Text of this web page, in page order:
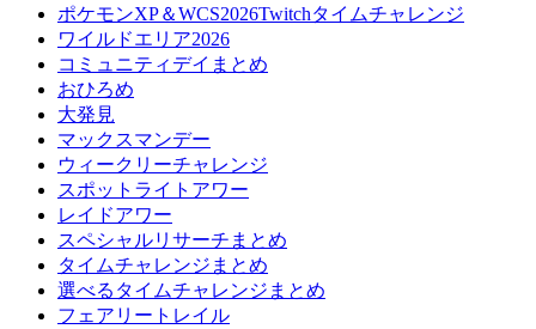
ポケモンXP＆WCS2026Twitchタイムチャレンジ
ワイルドエリア2026
コミュニティデイまとめ
おひろめ
大発見
マックスマンデー
ウィークリーチャレンジ
スポットライトアワー
レイドアワー
スペシャルリサーチまとめ
タイムチャレンジまとめ
選べるタイムチャレンジまとめ
フェアリートレイル